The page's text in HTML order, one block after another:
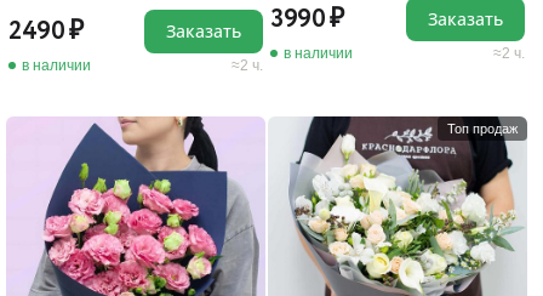
2490
в наличии 2 ч.
Заказать 3990
в наличии 2 ч.
Заказать
Топ продаж